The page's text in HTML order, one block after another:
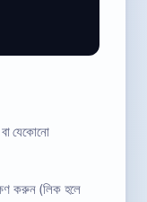
যেকোনো
করুন (লিক হলে